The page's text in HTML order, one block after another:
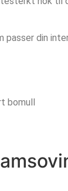
passer din
bomull